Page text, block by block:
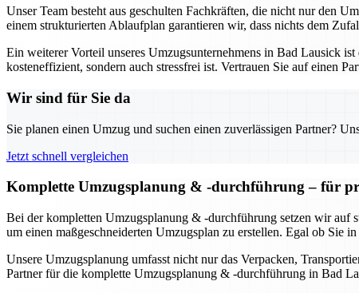
Unser Team besteht aus geschulten Fachkräften, die nicht nur den
einem strukturierten Ablaufplan garantieren wir, dass nichts dem
Ein weiterer Vorteil unseres Umzugsunternehmens in Bad Lausick
kosteneffizient, sondern auch stressfrei ist. Vertrauen Sie auf einen
Wir sind für Sie da
Sie planen einen Umzug und suchen einen zuverlässigen Partner?
Jetzt schnell vergleichen
Komplette Umzugsplanung & -durchführung – für
Bei der kompletten Umzugsplanung & -durchführung setzen wir auf
um einen maßgeschneiderten Umzugsplan zu erstellen. Egal ob Sie
Unsere Umzugsplanung umfasst nicht nur das Verpacken,
Partner für die komplette Umzugsplanung & -durchführung in Bad